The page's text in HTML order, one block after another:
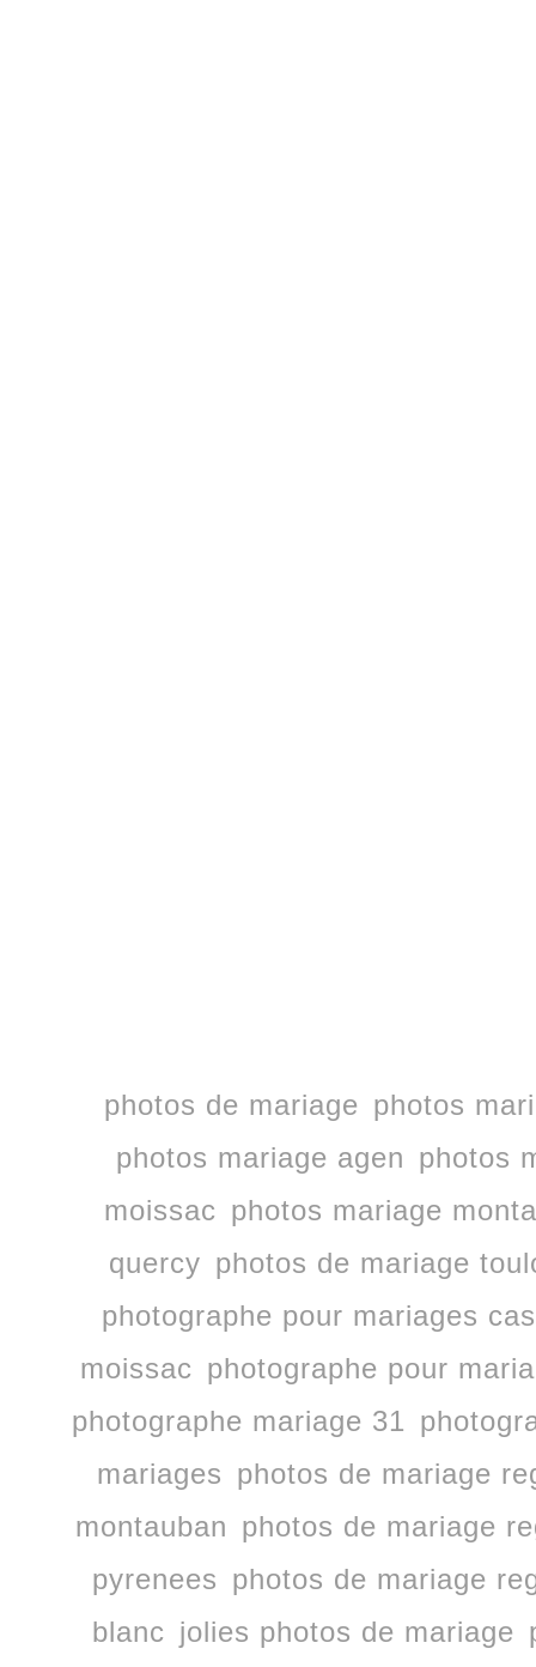
photos de mariage photos
photos mariage agen photos
moissac photos mariage
quercy photos de mariage
photographe pour mariages
moissac photographe pour
photographe mariage 31
mariages photos de mariage
montauban photos de mariage
pyrenees photos de mariage
blanc jolies photos de mariage